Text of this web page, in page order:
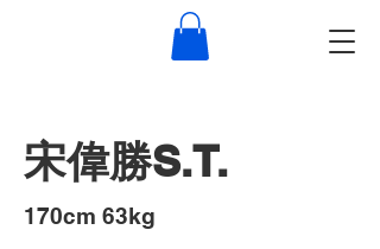
宋偉勝S.T.
​170cm 63kg